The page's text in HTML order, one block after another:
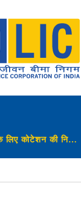
समाचार पत्र के प्रकाशन के लिए कोटेशन की निविदा आमंत्रण